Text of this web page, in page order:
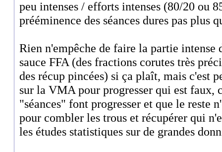
peu intenses / efforts intenses (80/20 ou
prééminence des séances dures pas plus
Rien n'empêche de faire la partie intense
sauce FFA (des fractions corutes très
des récup pincées) si ça plaît, mais c'est
sur la VMA pour progresser qui est faux,
"séances" font progresser et que le reste
pour combler les trous et récupérer qui
les études statistiques sur de grandes